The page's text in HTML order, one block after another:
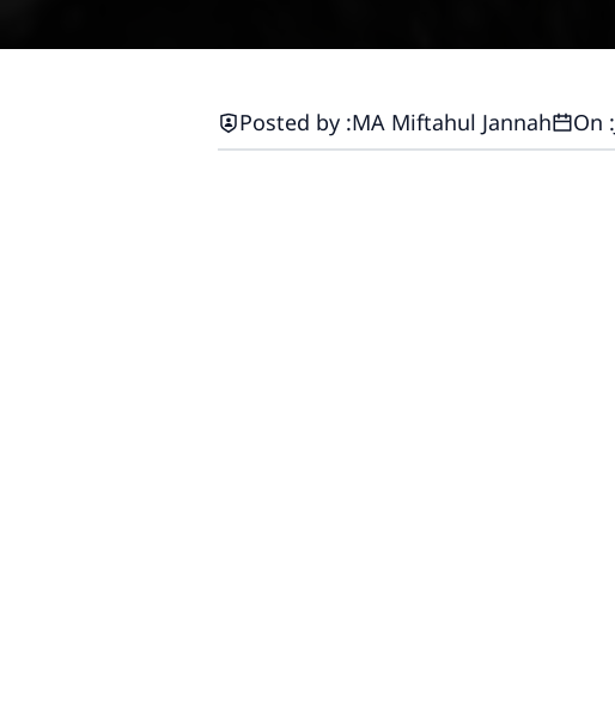
Posted by :MA Miftahul Jannah On :